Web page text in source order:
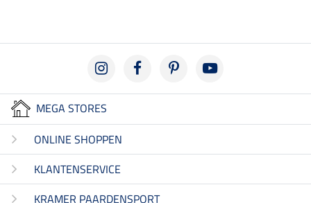
MEGA STORES
ONLINE SHOPPEN
KLANTENSERVICE
KRAMER PAARDENSPORT